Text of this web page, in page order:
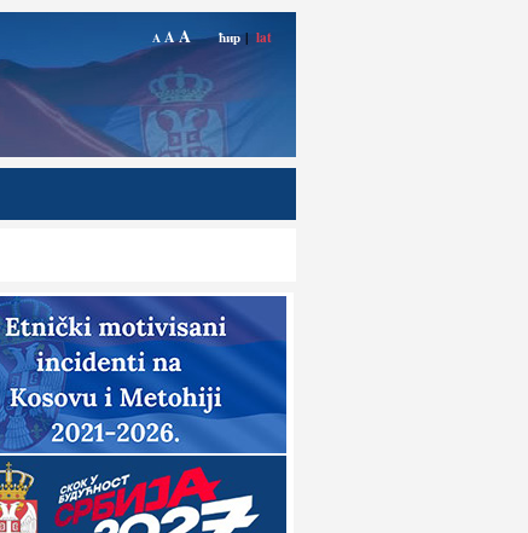
A AA ћир | lat